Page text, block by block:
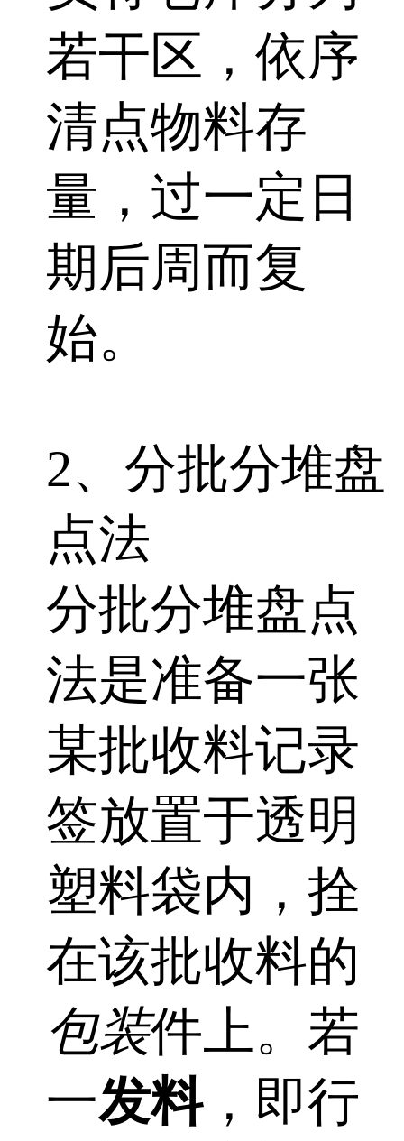
若干区，依序
清点物料存
量，过一定日
期后周而复
始。
2、分批分堆盘
点法
分批分堆盘点
法是准备一张
某批收料记录
签放置于透明
塑料袋内，拴
在该批收料的
包装件上。若
一发料，即行